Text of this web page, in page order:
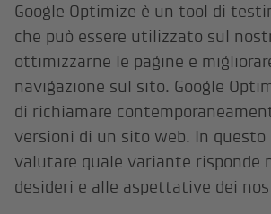
Google Optimize è un tool di
che può essere utilizzato sul
ottimizzarne le pagine e
navigazione sul sito. Google
di richiamare
versioni di un sito web. In questo
valutare quale variante risponde
desideri e alle aspettative dei